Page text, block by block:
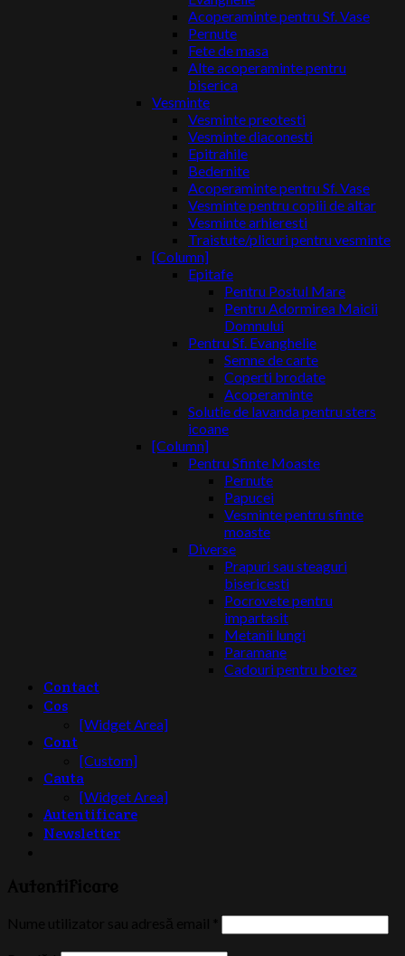
Acoperaminte pentru Sf. Vase
Pernute
Fete de masa
Alte acoperaminte pentru
biserica
Vesminte
Vesminte preotesti
Vesminte diaconesti
Epitrahile
Bedernite
Acoperaminte pentru Sf. Vase
Vesminte pentru copiii de altar
Vesminte arhieresti
Traistute/plicuri pentru vesminte
[Column]
Epitafe
Pentru Postul Mare
Pentru Adormirea Maicii
Domnului
Pentru Sf. Evanghelie
Semne de carte
Coperti brodate
Acoperaminte
Solutie de lavanda pentru sters
icoane
[Column]
Pentru Sfinte Moaste
Pernute
Papucei
Vesminte pentru sfinte
moaste
Diverse
Prapuri sau steaguri
bisericesti
Pocrovete pentru
impartasit
Metanii lungi
Paramane
Cadouri pentru botez
Contact
Cos
[Widget Area]
Cont
[Custom]
Cauta
[Widget Area]
Autentificare
Newsletter